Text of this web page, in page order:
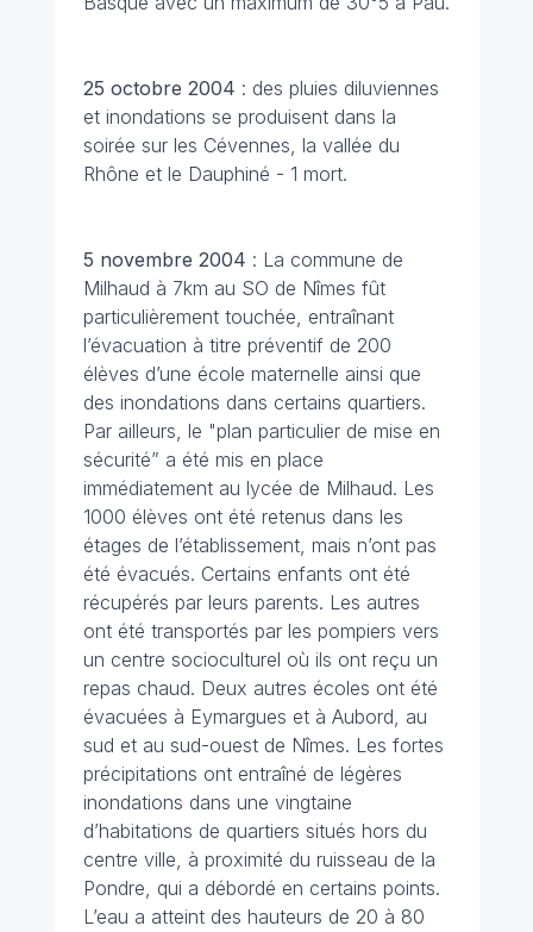
25 octobre 2004 : des pluies diluviennes
et inondations se produisent dans la
soirée sur les Cévennes, la vallée du
Rhône et le Dauphiné - 1 mort.
5 novembre 2004 : La commune de
Milhaud à 7km au SO de Nîmes fût
particulièrement touchée, entraînant
l’évacuation à titre préventif de 200
élèves d’une école maternelle ainsi que
des inondations dans certains quartiers.
Par ailleurs, le "plan particulier de mise en
sécurité” a été mis en place
immédiatement au lycée de Milhaud. Les
1000 élèves ont été retenus dans les
étages de l’établissement, mais n’ont pas
été évacués. Certains enfants ont été
récupérés par leurs parents. Les autres
ont été transportés par les pompiers vers
un centre socioculturel où ils ont reçu un
repas chaud. Deux autres écoles ont été
évacuées à Eymargues et à Aubord, au
sud et au sud-ouest de Nîmes. Les fortes
précipitations ont entraîné de légères
inondations dans une vingtaine
d’habitations de quartiers situés hors du
centre ville, à proximité du ruisseau de la
Pondre, qui a débordé en certains points.
L’eau a atteint des hauteurs de 20 à 80